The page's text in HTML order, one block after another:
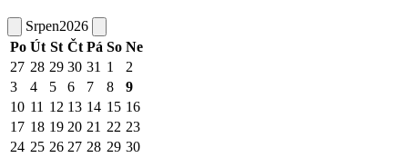
Srpen2026
Po Út St Čt Pá So Ne
27 28 29 30 31 1
2
3
4 5 6 7 8
9
10 11 12 13 14 15 16
17 18 19 20 21 22 23
24 25 26 27 28 29 30